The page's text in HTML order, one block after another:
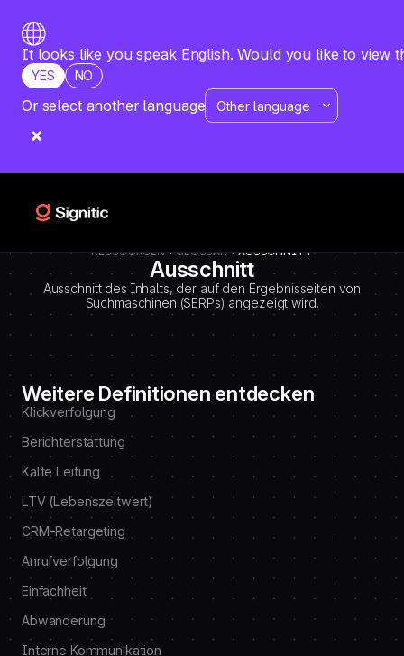
DEBUT CODE E - TEMPLATE CMS DEFINITIONS / LEXIQUE
Emplacement Webflow: Template CMS Definitions > Page settings >
Custom code > Inside tag
It looks like you speak English. Would you like to view
YES NO
Or select another language
RESSOURCEN GLOSSAR AUSSCHNITT
Ausschnitt
Ausschnitt des Inhalts, der auf den Ergebnisseiten von
Suchmaschinen (SERPs) angezeigt wird.
Weitere Definitionen entdecken
Klickverfolgung
Berichterstattung
Kalte Leitung
LTV (Lebenszeitwert)
CRM-Retargeting
Anrufverfolgung
Einfachheit
Abwanderung
Interne Kommunikation